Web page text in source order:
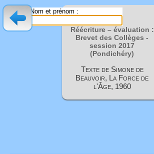
Nom et prénom :
Réécriture – évaluation :
Brevet des Collèges -
session 2017
(Pondichéry)
Texte de Simone de
Beauvoir, La Force de
l'Âge, 1960